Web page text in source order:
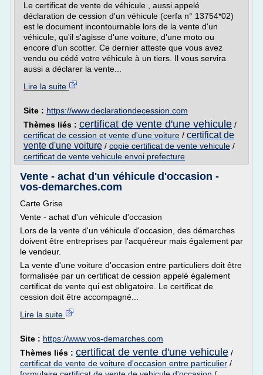
Le certificat de vente de véhicule , aussi appelé
déclaration de cession d'un véhicule (cerfa n° 13754*02)
est le document incontournable lors de la vente d'un
véhicule, qu'il s'agisse d'une voiture, d'une moto ou
encore d'un scotter. Ce dernier atteste que vous avez
vendu ou cédé votre véhicule à un tiers. Il vous servira
aussi a déclarer la vente...
Lire la suite
Site : https://www.declarationdecession.com
Thèmes liés : certificat de vente d'une vehicule /
certificat de cession et vente d'une voiture / certificat de
vente d'une voiture / copie certificat de vente vehicule /
certificat de vente vehicule envoi prefecture
Vente - achat d'un véhicule d'occasion -
vos-demarches.com
Carte Grise
Vente - achat d'un véhicule d'occasion
Lors de la vente d'un véhicule d'occasion, des démarches
doivent être entreprises par l'acquéreur mais également par
le vendeur.
La vente d'une voiture d'occasion entre particuliers doit être
formalisée par un certificat de cession appelé également
certificat de vente qui est obligatoire. Le certificat de
cession doit être accompagné...
Lire la suite
Site : https://www.vos-demarches.com
Thèmes liés : certificat de vente d'une vehicule /
certificat de vente de voiture d'occasion entre particulier /